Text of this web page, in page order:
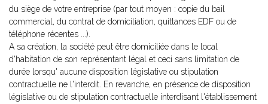
du siège de votre entreprise (par tout moyen : copie du bail
commercial, du contrat de domiciliation, quittances EDF ou de
téléphone récentes ...).
A sa création, la société peut être domiciliée dans le local
d'habitation de son représentant légal et ceci sans limitation de
durée lorsqu' aucune disposition législative ou stipulation
contractuelle ne l'interdit. En revanche, en présence de disposition
législative ou de stipulation contractuelle interdisant l'établissement